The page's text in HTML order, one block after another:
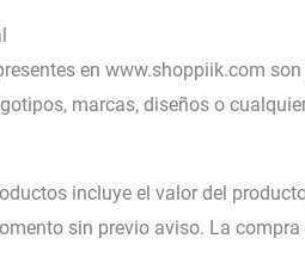
en www.shoppiik.com
marcas, diseños o
incluye el valor del
sin previo aviso. La compra